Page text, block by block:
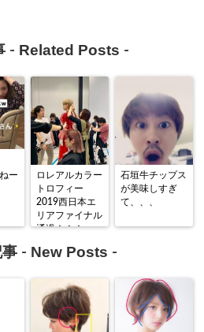
- Related Posts -
ー
ロレアルカラー
トロフィー
2019西日本エ
リアファイナル
通過！！！
石垣牛チップス
が美味しすぎ
て、、、
- New Posts -